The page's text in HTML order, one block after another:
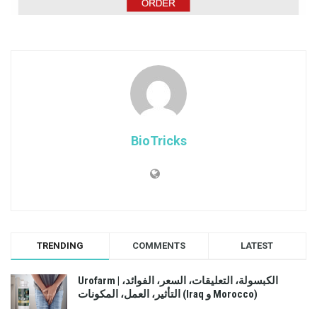
BioTricks
TRENDING COMMENTS LATEST
Urofarm | الكبسولة، التعليقات، السعر، الفوائد،
التأثير، العمل، المكونات (Iraq و Morocco)